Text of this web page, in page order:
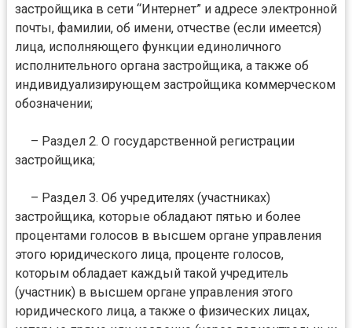
застройщика в сети “Интернет” и адресе электронной
почты, фамилии, об имени, отчестве (если имеется)
лица, исполняющего функции единоличного
исполнительного органа застройщика, а также об
индивидуализирующем застройщика коммерческом
обозначении;
– Раздел 2. О государственной регистрации
застройщика;
– Раздел 3. Об учредителях (участниках)
застройщика, которые обладают пятью и более
процентами голосов в высшем органе управления
этого юридического лица, проценте голосов,
которым обладает каждый такой учредитель
(участник) в высшем органе управления этого
юридического лица, а также о физических лицах,